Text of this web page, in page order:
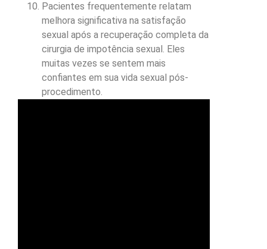
Pacientes frequentemente relatam
melhora significativa na satisfação
sexual após a recuperação completa da
cirurgia de impotência sexual. Eles
muitas vezes se sentem mais
confiantes em sua vida sexual pós-
procedimento.